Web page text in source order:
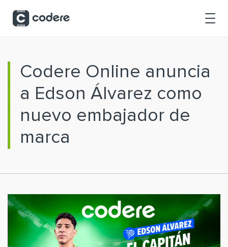
Codere Online anuncia
a Edson Álvarez como
nuevo embajador de
marca